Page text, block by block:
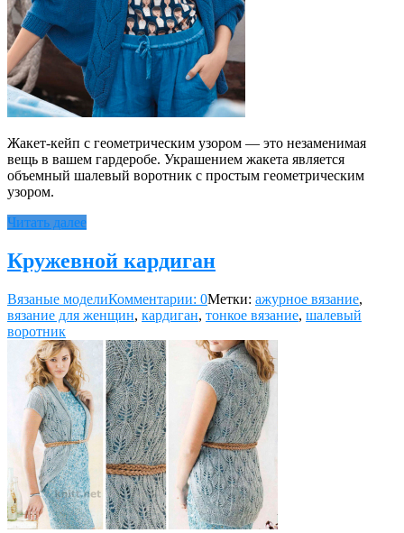
Жакет-кейп с геометрическим узором — это незаменимая
вещь в вашем гардеробе. Украшением жакета является
объемный шалевый воротник с простым геометрическим
узором.
Читать далее
Кружевной кардиган
Вязаные моделиКомментарии: 0Метки: ажурное вязание,
вязание для женщин, кардиган, тонкое вязание, шалевый
воротник